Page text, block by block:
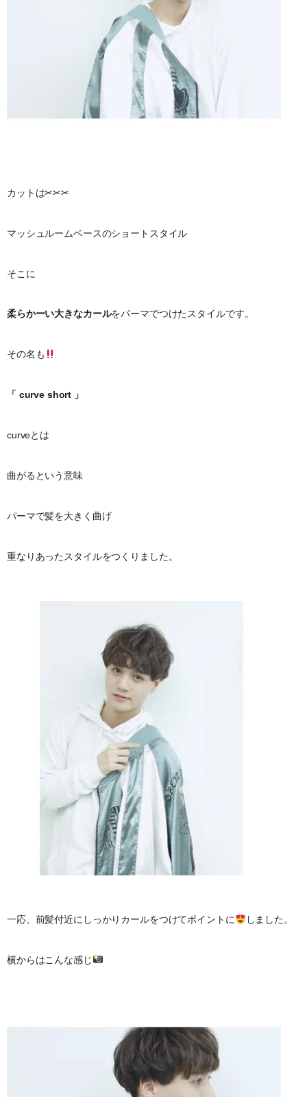
カットは✂︎✂︎✂︎
マッシュルームベースのショートスタイル
そこに
柔らかーい大きなカールをパーマでつけたスタイルです。
その名も
「 curve short 」
curveとは
曲がるという意味
パーマで髪を大きく曲げ
重なりあったスタイルをつくりました。
一応、前髪付近にしっかりカールをつけてポイントに しました。
横からはこんな感じ